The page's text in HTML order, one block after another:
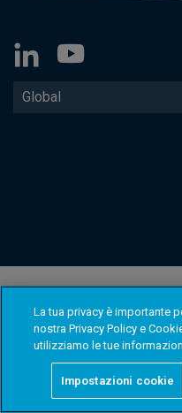
Global
La tua privacy è importante
nostra Privacy Policy e
utilizziamo le tue
Impostazioni cookie